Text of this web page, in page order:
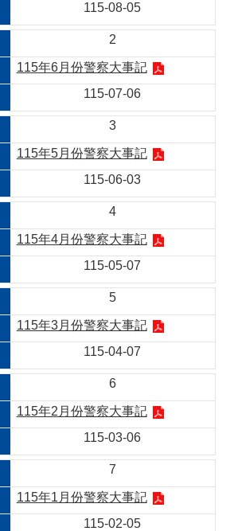
115-08-05
2
115年6月份警察大事記
115-07-06
3
115年5月份警察大事記
115-06-03
4
115年4月份警察大事記
115-05-07
5
115年3月份警察大事記
115-04-07
6
115年2月份警察大事記
115-03-06
7
115年1月份警察大事記
115-02-05